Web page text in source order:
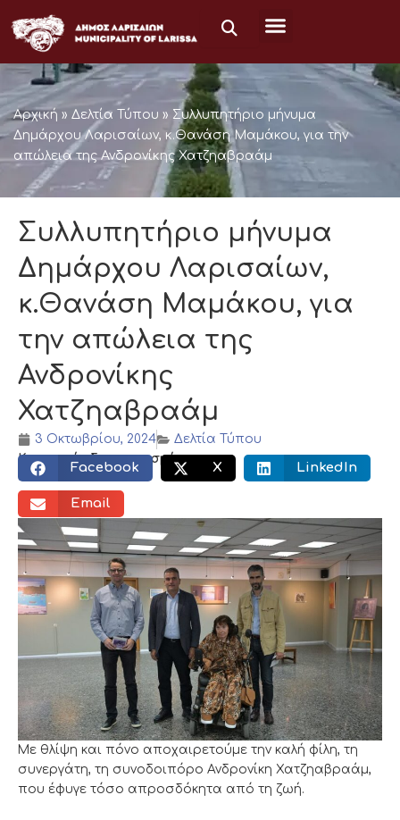
στο
περιεχόμενο
Αρχική » Δελτία Τύπου » Συλλυπητήριο μήνυμα
Δημάρχου Λαρισαίων, κ.Θανάση Μαμάκου, για την
απώλεια της Ανδρονίκης Χατζηαβραάμ
Συλλυπητήριο μήνυμα
Δημάρχου Λαρισαίων,
κ.Θανάση Μαμάκου, για
την απώλεια της
Ανδρονίκης
Χατζηαβραάμ
3 Οκτωβρίου, 2024
Δελτία Τύπου
Κοινωνικός διαμοιρασμός:
Facebook X LinkedIn
Email
Με θλίψη και πόνο αποχαιρετούμε την καλή φίλη, τη
συνεργάτη, τη συνοδοιπόρο Ανδρονίκη Χατζηαβραάμ,
που έφυγε τόσο απροσδόκητα από τη ζωή.